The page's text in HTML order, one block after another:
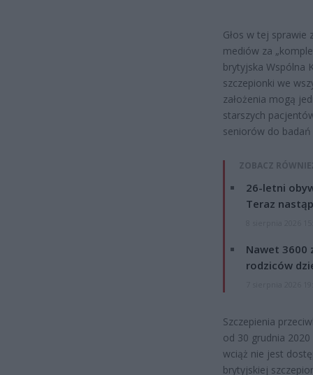
Głos w tej sprawie
mediów za
brytyjska Wspólna
szczepionki we
założenia mogą
starszych
seniorów do badań
ZOBACZ
26-letni
Teraz
Nawet 3600
rodziców
Szczepienia
od 30 grudnia
wciąż nie jest
brytyjskiej